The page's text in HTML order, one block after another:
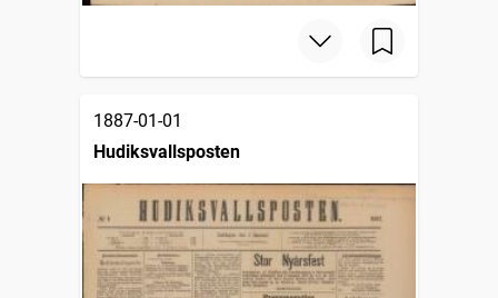
1887-01-01
Hudiksvallsposten